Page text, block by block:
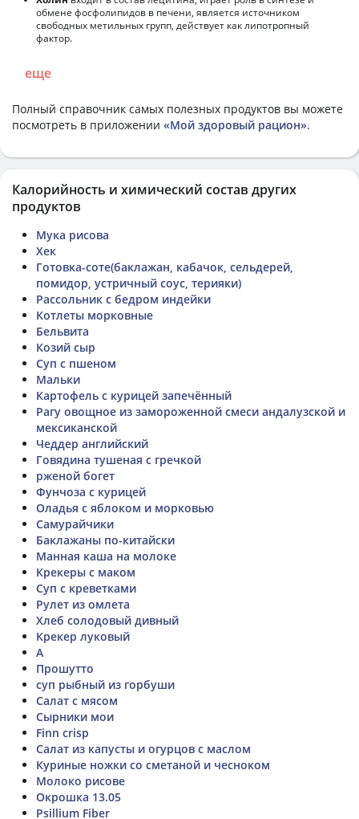
обмене фосфолипидов в печени, является источником
свободных метильных групп, действует как липотропный
фактор.
еще
Полный справочник самых полезных продуктов вы можете
посмотреть в приложении «Мой здоровый рацион».
Калорийность и химический состав других
продуктов
Мука рисова
Хек
Готовка-соте(баклажан, кабачок, сельдерей,
помидор, устричный соус, терияки)
Рассольник с бедром индейки
Котлеты морковные
Бельвита
Козий сыр
Суп с пшеном
Мальки
Картофель с курицей запечённый
Рагу овощное из замороженной смеси андалузской и
мексиканской
Чеддер английский
Говядина тушеная с гречкой
рженой богет
Фунчоза с курицей
Оладья с яблоком и морковью
Самурайчики
Баклажаны по-китайски
Манная каша на молоке
Крекеры с маком
Суп с креветками
Рулет из омлета
Хлеб солодовый дивный
Крекер луковый
А
Прошутто
суп рыбный из горбуши
Салат с мясом
Сырники мои
Finn crisp
Салат из капусты и огурцов с маслом
Куриные ножки со сметаной и чесноком
Молоко рисове
Окрошка 13.05
Psillium Fiber